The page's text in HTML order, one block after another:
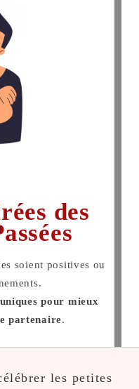
des
soient positives ou
pour mieux
partenaire.
les petites